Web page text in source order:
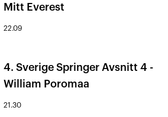
Mitt Everest
22.09
4. Sverige Springer Avsnitt 4 -
William Poromaa
21.30